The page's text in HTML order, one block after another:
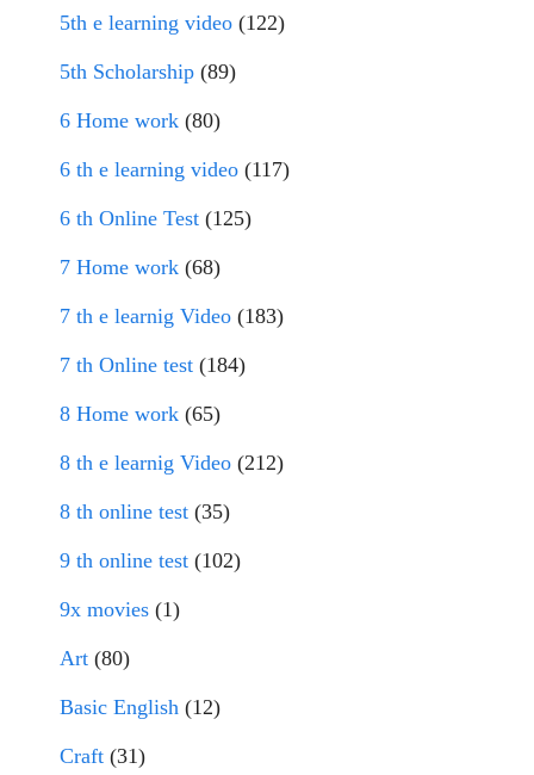
5th e learning video (122)
5th Scholarship (89)
6 Home work (80)
6 th e learning video (117)
6 th Online Test (125)
7 Home work (68)
7 th e learnig Video (183)
7 th Online test (184)
8 Home work (65)
8 th e learnig Video (212)
8 th online test (35)
9 th online test (102)
9x movies (1)
Art (80)
Basic English (12)
Craft (31)